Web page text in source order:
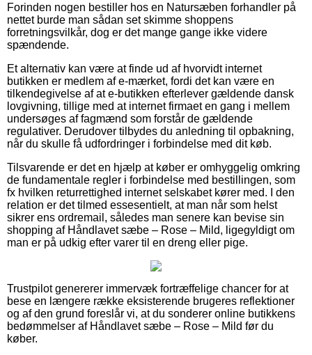
Forinden nogen bestiller hos en Natursæben forhandler på
nettet burde man sådan set skimme shoppens
forretningsvilkår, dog er det mange gange ikke videre
spændende.
Et alternativ kan være at finde ud af hvorvidt internet
butikken er medlem af e-mærket, fordi det kan være en
tilkendegivelse af at e-butikken efterlever gældende dansk
lovgivning, tillige med at internet firmaet en gang i mellem
undersøges af fagmænd som forstår de gældende
regulativer. Derudover tilbydes du anledning til opbakning,
når du skulle få udfordringer i forbindelse med dit køb.
Tilsvarende er det en hjælp at køber er omhyggelig omkring
de fundamentale regler i forbindelse med bestillingen, som
fx hvilken returrettighed internet selskabet kører med. I den
relation er det tilmed essesentielt, at man når som helst
sikrer ens ordremail, således man senere kan bevise sin
shopping af Håndlavet sæbe – Rose – Mild, ligegyldigt om
man er på udkig efter varer til en dreng eller pige.
Trustpilot genererer immervæk fortræffelige chancer for at
bese en længere række eksisterende brugeres reflektioner
og af den grund foreslår vi, at du sonderer online butikkens
bedømmelser af Håndlavet sæbe – Rose – Mild før du
køber.